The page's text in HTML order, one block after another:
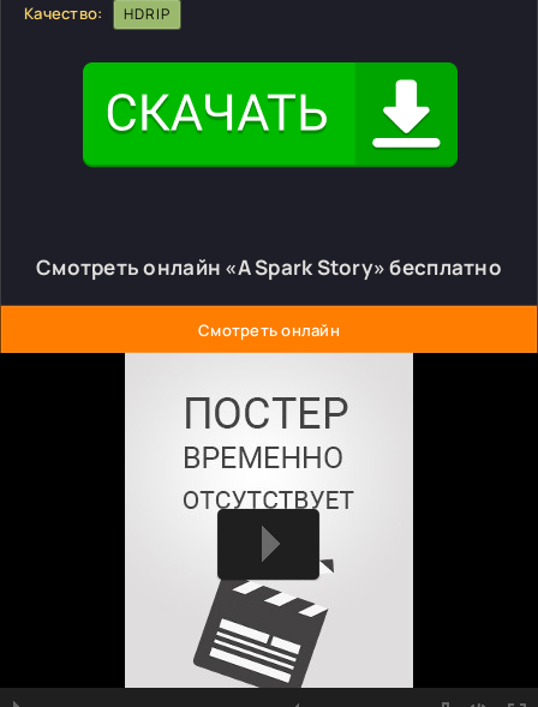
Качество:
HDRIP
Смотреть онлайн «A Spark Story» бесплатно
Смотреть онлайн